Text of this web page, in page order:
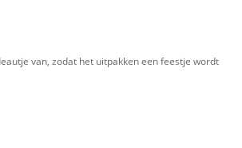
van, zodat het uitpakken een feestje wordt